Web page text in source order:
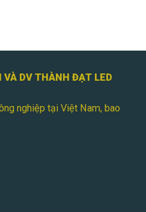
VÀ DV THÀNH ĐẠT LED
nghiệp tại Việt Nam, bao